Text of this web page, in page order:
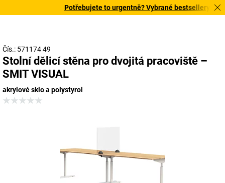
Potřebujete to urgentně? Vybrané bestsellery
Čís.: 571174 49
Stolní dělicí stěna pro dvojitá pracoviště –
SMIT VISUAL
akrylové sklo a polystyrol